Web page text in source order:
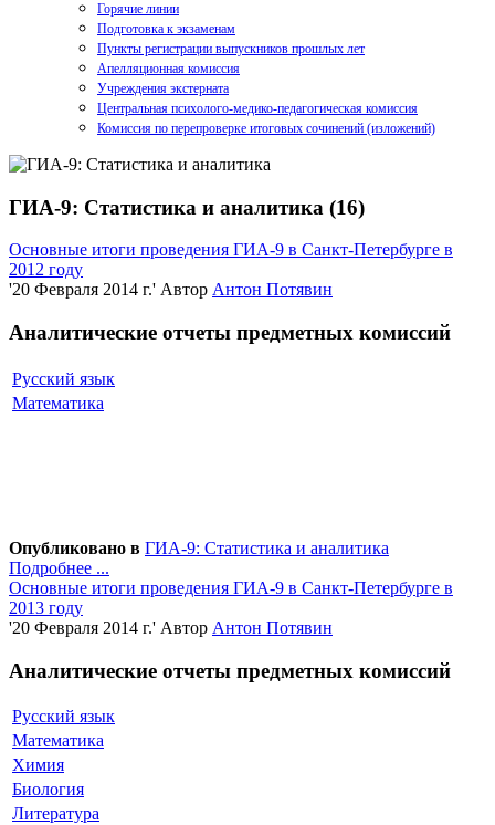
Горячие линии
Подготовка к экзаменам
Пункты регистрации выпускников прошлых лет
Апелляционная комиссия
Учреждения экстерната
Центральная психолого-медико-педагогическая комиссия
Комиссия по перепроверке итоговых сочинений (изложений)
ГИА-9: Статистика и аналитика (16)
Основные итоги проведения ГИА-9 в Санкт-Петербурге в
2012 году
'20 Февраля 2014 г.' Автор Антон Потявин
Аналитические отчеты предметных комиссий
Русский язык
Математика
Опубликовано в ГИА-9: Статистика и аналитика
Подробнее ...
Основные итоги проведения ГИА-9 в Санкт-Петербурге в
2013 году
'20 Февраля 2014 г.' Автор Антон Потявин
Аналитические отчеты предметных комиссий
Русский язык
Математика
Химия
Биология
Литература